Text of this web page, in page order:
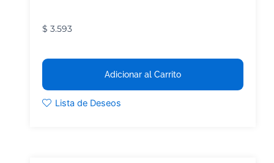
$ 3.593
Adicionar al Carrito
Lista de Deseos